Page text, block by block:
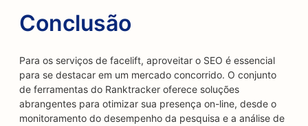
Conclusão
Para os serviços de facelift, aproveitar o SEO é essencial
para se destacar em um mercado concorrido. O conjunto
de ferramentas do Ranktracker oferece soluções
abrangentes para otimizar sua presença on-line, desde o
monitoramento do desempenho da pesquisa e a análise de